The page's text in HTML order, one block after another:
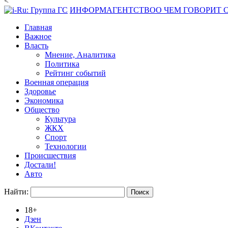
ИНФОРМАГЕНТСТВОО ЧЕМ ГОВОРИТ
Главная
Важное
Власть
Мнение, Аналитика
Политика
Рейтинг событий
Военная операция
Здоровье
Экономика
Общество
Культура
ЖКХ
Спорт
Технологии
Происшествия
Достали!
Авто
Найти:
18+
Дзен